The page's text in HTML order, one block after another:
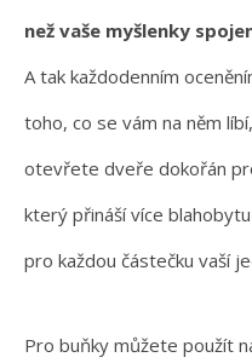
než vaše myšlenky
A tak každodenním
toho, co se vám na něm líbí,
otevřete dveře dokořán
který přináší více
pro každou částečku vaší
Pro buňky můžete použít